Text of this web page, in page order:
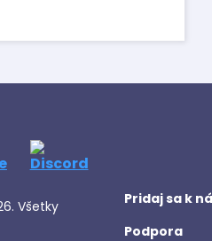
Všetky
Pridaj sa k
Podpora